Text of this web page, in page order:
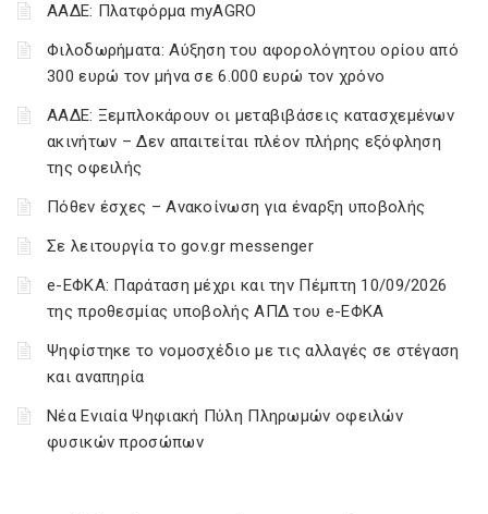
ΑΑΔΕ: Πλατφόρμα myAGRO
Φιλοδωρήματα: Αύξηση του αφορολόγητου ορίου από
300 ευρώ τον μήνα σε 6.000 ευρώ τον χρόνο
ΑΑΔΕ: Ξεμπλοκάρουν οι μεταβιβάσεις κατασχεμένων
ακινήτων – Δεν απαιτείται πλέον πλήρης εξόφληση
της οφειλής
Πόθεν έσχες – Ανακοίνωση για έναρξη υποβολής
Σε λειτουργία το gov.gr messenger
e-ΕΦΚΑ: Παράταση μέχρι και την Πέμπτη 10/09/2026
της προθεσμίας υποβολής ΑΠΔ του e-ΕΦΚΑ
Ψηφίστηκε το νομοσχέδιο με τις αλλαγές σε στέγαση
και αναπηρία
Νέα Ενιαία Ψηφιακή Πύλη Πληρωμών οφειλών
φυσικών προσώπων